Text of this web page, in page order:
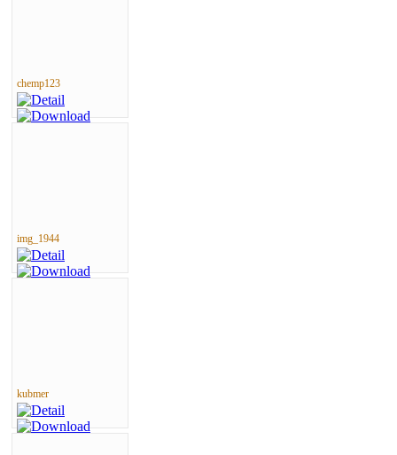
chemp123
img_1944
kubmer